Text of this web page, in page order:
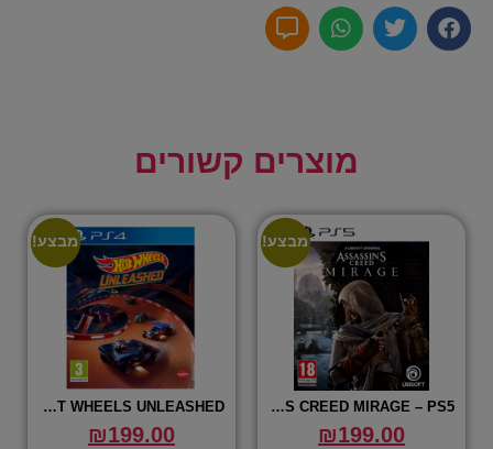
מוצרים קשורים
מבצע!
ASSASSINS CREED MIRAGE – PS5
₪199.00
מבצע!
HOT WHEELS UNLEASHED
₪199.00